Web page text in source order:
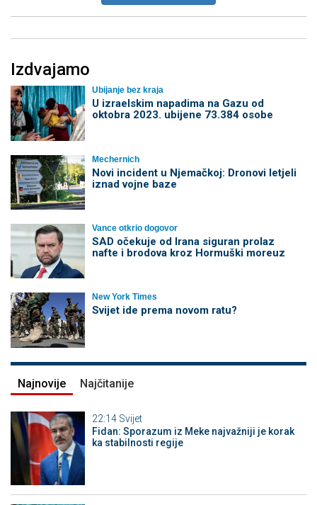
Izdvajamo
Ubijanje bez kraja
U izraelskim napadima na Gazu od
oktobra 2023. ubijene 73.384 osobe
Mechernich
Novi incident u Njemačkoj: Dronovi letjeli
iznad vojne baze
Vance otkrio dogovor
SAD očekuje od Irana siguran prolaz
nafte i brodova kroz Hormuški moreuz
New York Times
Svijet ide prema novom ratu?
Najnovije Najčitanije
22:14 Svijet
Fidan: Sporazum iz Meke najvažniji je korak
ka stabilnosti regije